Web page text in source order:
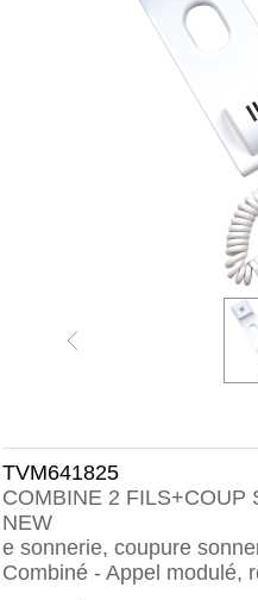
TVM641825
COMBINE 2 FILS+COUP
NEW
e sonnerie, coupure
Combiné - Appel modulé,